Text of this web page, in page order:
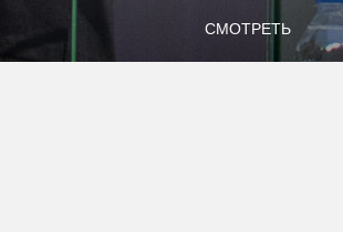
СМОТРЕТЬ